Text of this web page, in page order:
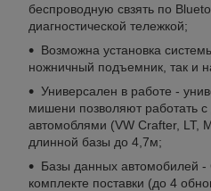
беспроводную свзять по
диагностической тележкой;
Возможна установка
ножничный подъемник, так и
Универсален в работе -
мишени позволяют работать
автомоблями (VW Crafter, LT,
длинной базы до 4,7м;
Базы данных автомобилей
комплекте поставки (до 4